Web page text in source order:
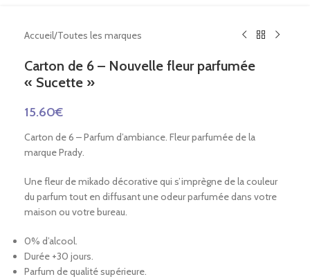
Accueil/Toutes les marques
Carton de 6 – Nouvelle fleur parfumée
« Sucette »
15.60€
Carton de 6 – Parfum d’ambiance. Fleur parfumée de la
marque Prady.
Une fleur de mikado décorative qui s’imprègne de la couleur
du parfum tout en diffusant une odeur parfumée dans votre
maison ou votre bureau.
0% d’alcool.
Durée +30 jours.
Parfum de qualité supérieure.